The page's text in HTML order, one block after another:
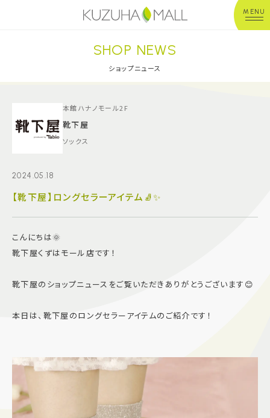
MENU
年中無休平 日：10:00~20:00
※店舗により異なる
ショップガイド
イベント
キッズ＆ベビー
施設案内
アクセス＆駐車場
よくあるご質問
スタッフ募集
プライバシーポリシー
SHOP NEWS
ショップニュース
本館ハナノモール2F
靴下屋
ソックス
2024.05.18
【靴下屋】ロングセラーアイテム🧦✨
こんにちは🌞
靴下屋くずはモール店です！
靴下屋のショップニュースをご覧いただきありがとうございます😊
本日は、靴下屋のロングセラーアイテムのご紹介です！